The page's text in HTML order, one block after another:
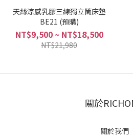
天絲涼感乳膠三線獨立筒床墊
BE21 (預購)
NT$9,500 ~ NT$18,500
NT$21,980
關於
關於我們